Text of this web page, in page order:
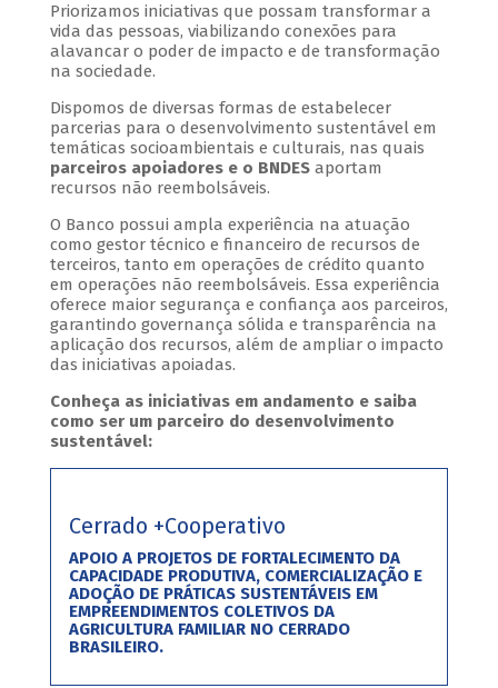
Priorizamos iniciativas que possam transformar a
vida das pessoas, viabilizando conexões para
alavancar o poder de impacto e de transformação
na sociedade.
Dispomos de diversas formas de estabelecer
parcerias para o desenvolvimento sustentável em
temáticas socioambientais e culturais, nas quais
parceiros apoiadores e o BNDESaportam
recursos não reembolsáveis.
O Banco possui ampla experiência na atuação
como gestor técnico e financeiro de recursos de
terceiros, tanto em operações de crédito quanto
em operações não reembolsáveis. Essa experiência
oferece maior segurança e confiança aos parceiros,
garantindo governança sólida e transparência na
aplicação dos recursos, além de ampliar o impacto
das iniciativas apoiadas.
Conheça as iniciativas em andamento e saiba
como ser um parceiro do desenvolvimento
sustentável:
Cerrado +Cooperativo
APOIO A PROJETOS DE FORTALECIMENTO DA
CAPACIDADE PRODUTIVA, COMERCIALIZAÇÃO E
ADOÇÃO DE PRÁTICAS SUSTENTÁVEIS EM
EMPREENDIMENTOS COLETIVOS DA
AGRICULTURA FAMILIAR NO CERRADO
BRASILEIRO.